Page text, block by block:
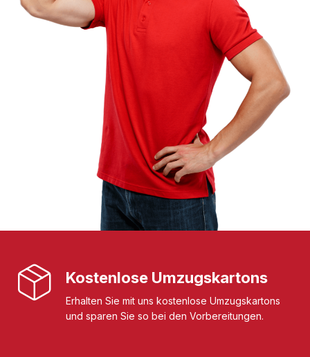
Kostenlose Umzugskartons
Erhalten Sie mit uns kostenlose Umzugskartons
und sparen Sie so bei den Vorbereitungen.